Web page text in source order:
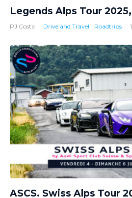
Legends Alps Tour
PJ Costa · Drive and Travel Roadtrips ·
ASCS. Swiss Alps Tour